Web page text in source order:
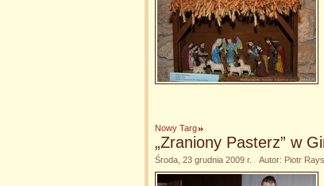
Nowy Targ
„Zraniony Pasterz” w
Środa, 23 grudnia 2009 r. Autor: Piotr